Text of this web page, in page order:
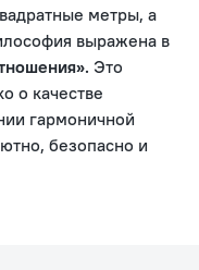
метры, а
выражена в
. Это
о качестве
гармоничной
безопасно и